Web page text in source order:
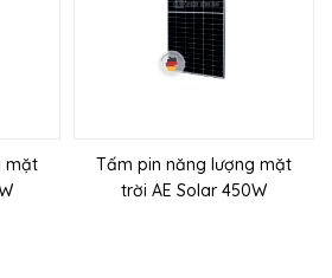
mặt
Tấm pin năng lượng mặt
trời AE Solar 450W